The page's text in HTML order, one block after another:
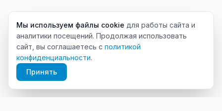
Мы используем файлы cookie для работы сайта и
аналитики посещений. Продолжая использовать
сайт, вы соглашаетесь с политикой
конфиденциальности.
Принять